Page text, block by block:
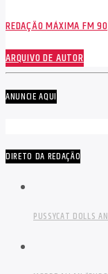
REDAÇÃO MÁXIMA FM
ARQUIVO DE AUTOR
ANUNCIE AQUI
DIRETO DA REDAÇÃO
PUSSYCAT DOLLS